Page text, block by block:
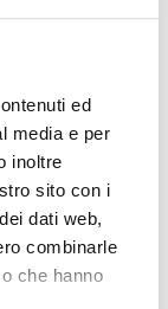
ed
media e per
inoltre
sito con i
dati web,
combinarle
che hanno
nato
svelati
up è
Plusline
che